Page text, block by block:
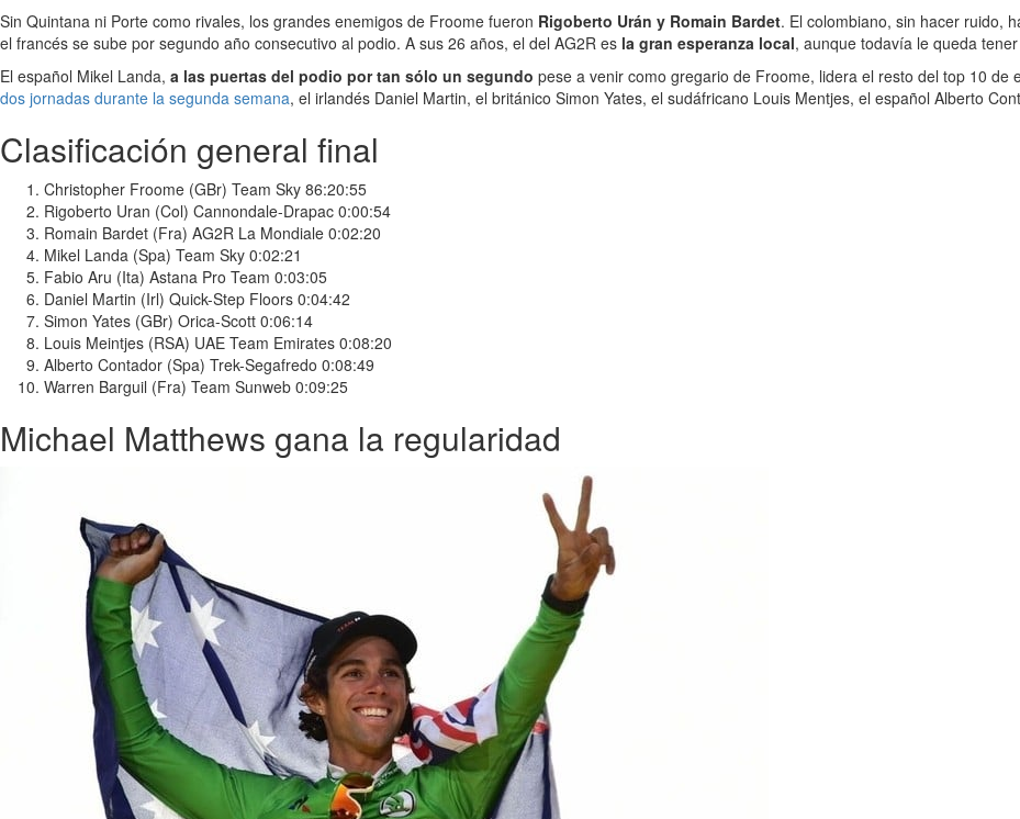
Sin Quintana ni Porte como rivales, los grandes enemigos de Froome fueron Rigoberto Urán y Romain Bardet. El colombiano, sin hacer ruido,
el francés se sube por segundo año consecutivo al podio. A sus 26 años, el del AG2R es la gran esperanza local, aunque todavía le queda
El español Mikel Landa, a las puertas del podio por tan sólo un segundo pese a venir como gregario de Froome, lidera el resto del top 10 de
dos jornadas durante la segunda semana, el irlandés Daniel Martin, el británico Simon Yates, el sudáfricano Louis Mentjes, el español Alberto
Clasificación general final
Christopher Froome (GBr) Team Sky 86:20:55
Rigoberto Uran (Col) Cannondale-Drapac 0:00:54
Romain Bardet (Fra) AG2R La Mondiale 0:02:20
Mikel Landa (Spa) Team Sky 0:02:21
Fabio Aru (Ita) Astana Pro Team 0:03:05
Daniel Martin (Irl) Quick-Step Floors 0:04:42
Simon Yates (GBr) Orica-Scott 0:06:14
Louis Meintjes (RSA) UAE Team Emirates 0:08:20
Alberto Contador (Spa) Trek-Segafredo 0:08:49
Warren Barguil (Fra) Team Sunweb 0:09:25
Michael Matthews gana la regularidad